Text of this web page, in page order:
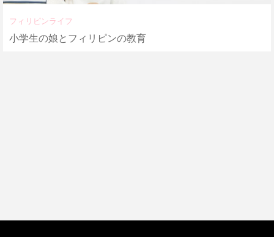
フィリピンライフ
小学生の娘とフィリピンの教育